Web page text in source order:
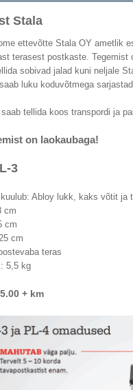
Stala
ettevõtte Stala OY ametlik
terasest postkaste.
sobivad jalad kuni neljale
luku koduvõtmega
tellida koos transpordi ja
on laokaubaga!
3
Abloy lukk, kaks võtit ja
cm
cm
cm
teras
5,5 kg
+ km